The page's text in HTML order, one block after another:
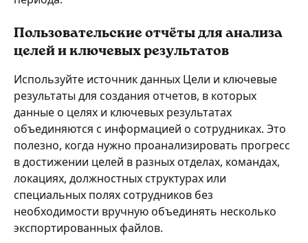
Пользовательские отчёты для анализа
целей и ключевых результатов
Используйте источник данных Цели и ключевые
результаты для создания отчетов, в которых
данные о целях и ключевых результатах
объединяются с информацией о сотрудниках. Это
полезно, когда нужно проанализировать прогресс
в достижении целей в разных отделах, командах,
локациях, должностных структурах или
специальных полях сотрудников без
необходимости вручную объединять несколько
экспортированных файлов.